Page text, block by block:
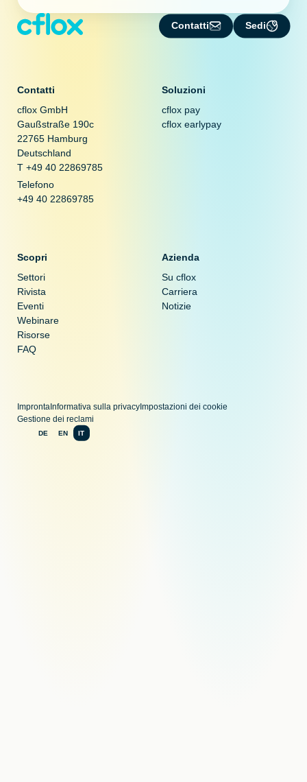
Contatti Sedi
Contatti
cflox GmbH
Gaußstraße 190c
22765 Hamburg
Deutschland
T +49 40 22869785
Telefono
+49 40 22869785
Soluzioni
cflox pay
cflox earlypay
Scopri
Settori
Rivista
Eventi
Webinare
Risorse
FAQ
Azienda
Su cflox
Carriera
Notizie
DE EN IT
ImprontaInformativa sulla privacyImpostazioni dei cookie
Gestione dei reclami